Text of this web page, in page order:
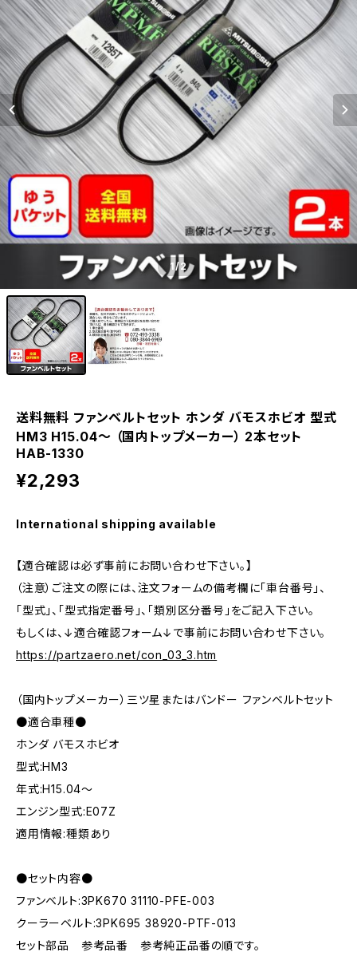
1/2
送料無料 ファンベルトセット ホンダ バモスホビオ 型式
HM3 H15.04～ （国内トップメーカー） 2本セット
HAB-1330
¥2,293
International shipping available
【適合確認は必ず事前にお問い合わせ下さい。】
（注意）ご注文の際には、注文フォームの備考欄に「車台番号」、
「型式」、「型式指定番号」、「類別区分番号」をご記入下さい。
もしくは、↓適合確認フォーム↓で事前にお問い合わせ下さい。
https://partzaero.net/con_03_3.htm
（国内トップメーカー）三ツ星またはバンドー ファンベルトセット
●適合車種●
ホンダ バモスホビオ
型式:HM3
年式:H15.04～
エンジン型式:E07Z
適用情報:種類あり
●セット内容●
ファンベルト:3PK670 31110-PFE-003
クーラーベルト:3PK695 38920-PTF-013
セット部品 参考品番 参考純正品番の順です。